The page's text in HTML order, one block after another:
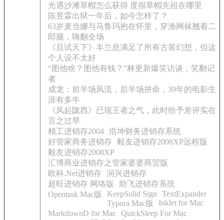
光遇沙滩草帽怎么获得 度假草帽先祖在哪里
陈昱霖出狱一年后，如今怎样了？
63岁麦当娜与马鲁玛抱在怀里，穿渔网袜翘着二
郎腿，嗨翻全场
《且试天下》丰兰息满足了所有古装幻想，但这
个人设不太好
“图他啥？图他有钱？”林更新爆笑访谈，笑翻记
者
成龙：前半场风流，后半场拼命，39年的电影生
涯有多牛
《风起陇西》已现王者之气，此时给予差评实在
言之过早
精工进销存2004 浩坤财务进销存系统
好管家商务进销存 毅友进销存2008XP远程版
毅友进销存2008XP
汇博商业进销存之管家婆婆商贸版
欧科.Net进销存 润兴进销存
超旺进销存 网络版
助飞进销存系统
Opentask Mac版
KeepSolid Sign
TextExpander
Typora Mac版
Inklet for Mac
MarkdownD for Mac QuickSleep For Mac